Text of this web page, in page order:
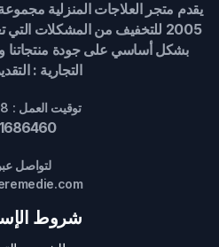
يقدم متجر العلاجات المنزلية
2005 للتخفيف من المشكلات
بشكل أساسي على جودة منتجاتنا
التجارية :
توقيت العمل : 08صباحا – 9مساءا
لتواصل
شروط